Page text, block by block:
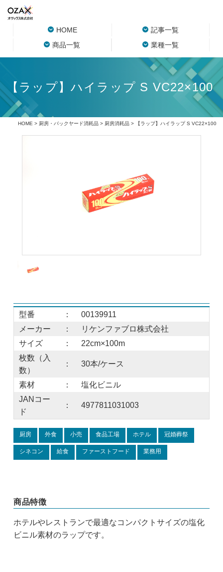
HOME
記事一覧
商品一覧
業種一覧
【ラップ】ハイラップ S VC22×100
HOME > 厨房・バックヤード消耗品> 厨房消耗品> 【ラップ】ハイラップ S VC22×100
型番 ：
00139911
メーカー
：
リケンファブロ株式会社
サイズ
：
22cm×100m
枚数（入
数）
： 30本/ケース
素材 ：
塩化ビニル
JANコー
ド
： 4977811031003
厨房 外食 小売 食品工場 ホテル 冠婚葬祭
シネコン 給食 ファーストフード 業務用
商品特徴
ホテルやレストランで最適なコンパクトサイズの塩化
ビニル素材のラップです。